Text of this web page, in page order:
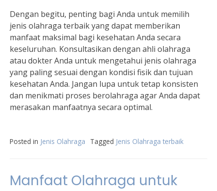
Dengan begitu, penting bagi Anda untuk memilih
jenis olahraga terbaik yang dapat memberikan
manfaat maksimal bagi kesehatan Anda secara
keseluruhan. Konsultasikan dengan ahli olahraga
atau dokter Anda untuk mengetahui jenis olahraga
yang paling sesuai dengan kondisi fisik dan tujuan
kesehatan Anda. Jangan lupa untuk tetap konsisten
dan menikmati proses berolahraga agar Anda dapat
merasakan manfaatnya secara optimal.
Posted in Jenis Olahraga Tagged Jenis Olahraga terbaik
Manfaat Olahraga untuk